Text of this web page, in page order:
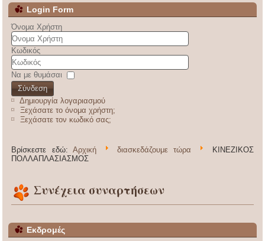
Login Form
Όνομα Χρήστη
Κωδικός
Να με θυμάσαι
Σύνδεση
Δημιουργία λογαριασμού
Ξεχάσατε το όνομα χρήστη;
Ξεχάσατε τον κωδικό σας;
Βρίσκεστε εδώ: Αρχική διασκεδάζουμε τώρα
ΚΙΝΕΖΙΚΟΣ
ΠΟΛΛΑΠΛΑΣΙΑΣΜΟΣ
Συνέχεια συναρτήσεων
Εκδρομές